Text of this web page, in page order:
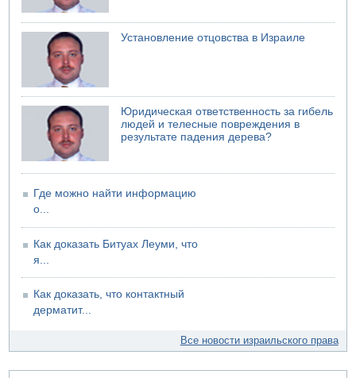
Установление отцовства в Израиле
Юридическая ответственность за гибель
людей и телесные повреждения в
результате падения дерева?
Где можно найти информацию
о...
Как доказать Битуах Леуми, что
я...
Как доказать, что контактный
дерматит...
Все новости израильского права